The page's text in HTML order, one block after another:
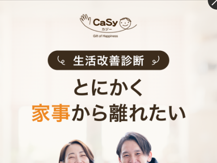
お見積り内容
料金（税込・交通費込）
他社との比較
業界大手B社